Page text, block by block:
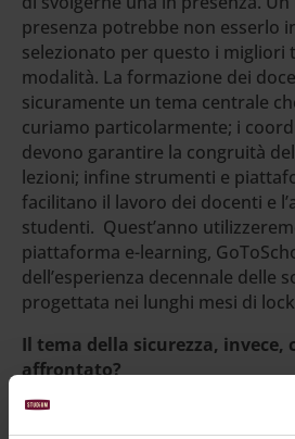
presenza potrebbe non esserlo
selezionato per questo i migliori
modalità. La formazione dei
sicuramente un tema centrale
curiamo particolarmente; i
devono garantire la congruità
lezioni; infine strumenti e
facilitano il lavoro dei docenti e
studenti. Quest’anno
piattaforma e-learning,
dell’esperienza decennale delle
progettata nei lunghi mesi di
Il tema della sicurezza, invece,
affrontato?
È stato affrontato rispettando
lezioni si svolgeranno in